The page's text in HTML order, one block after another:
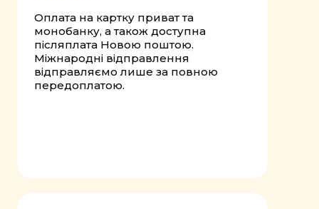
Оплата на картку приват та
монобанку, а також доступна
післяплата Новою поштою.
Міжнародні відправлення
відправляємо лише за повною
передоплатою.